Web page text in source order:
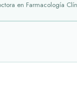
en Farmacología